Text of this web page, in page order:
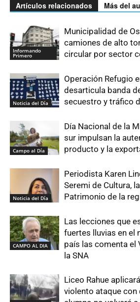
Artículos relacionados Más del
Informando
Primero
Municipalidad de
camiones de alto
circular por sector
Noticia del Día
Operación Refugio
desarticula banda
secuestro y tráfico
Campo al Día
Día Nacional de la
sur impulsan la
producto y la
Noticia del Día
Periodista Karen
Seremi de Cultura,
Patrimonio de la
CAMPO AL DIA
Las lecciones que
fuertes lluvias en el
país las comenta el
la SNA
Liceo Rahue
violento ataque